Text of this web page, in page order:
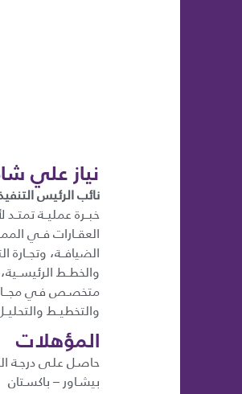
نياز علي
نائب الرئيس
العقــارات فــي
الضيافــة، وتجــارة
والخطــط
متخصـص فـي مجـــال
والتخطيــط
المؤهلات
حاصـل علـى درجـة
بيشـاور – باكسـتان